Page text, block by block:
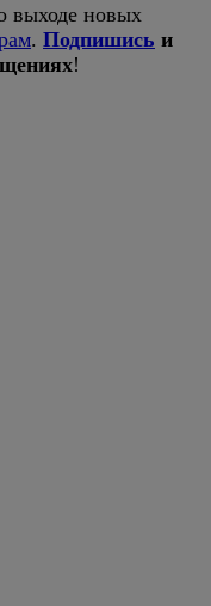
выходе новых
. Подпишись и
!